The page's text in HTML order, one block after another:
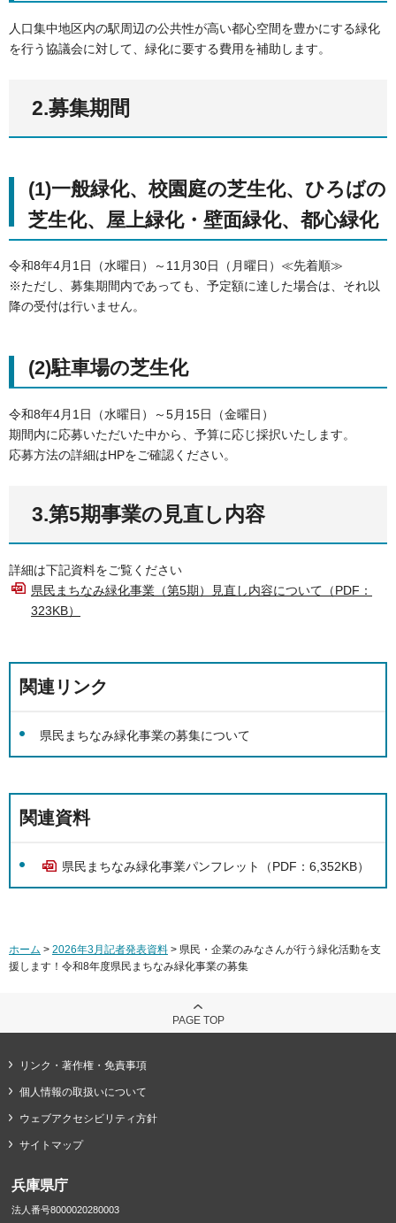
人口集中地区内の駅周辺の公共性が高い都心空間を豊かにする緑化
を行う協議会に対して、緑化に要する費用を補助します。
2.募集期間
(1)一般緑化、校園庭の芝生化、ひろばの
芝生化、屋上緑化・壁面緑化、都心緑化
令和8年4月1日（水曜日）～11月30日（月曜日）≪先着順≫
※ただし、募集期間内であっても、予定額に達した場合は、それ以
降の受付は行いません。
(2)駐車場の芝生化
令和8年4月1日（水曜日）～5月15日（金曜日）
期間内に応募いただいた中から、予算に応じ採択いたします。
応募方法の詳細はHPをご確認ください。
3.第5期事業の見直し内容
詳細は下記資料をご覧ください
県民まちなみ緑化事業（第5期）見直し内容について（PDF：
323KB）
関連リンク
県民まちなみ緑化事業の募集について
関連資料
県民まちなみ緑化事業パンフレット（PDF：6,352KB）
ホーム > 2026年3月記者発表資料 > 県民・企業のみなさんが行う緑化活動を支
援します！令和8年度県民まちなみ緑化事業の募集
PAGE TOP
リンク・著作権・免責事項
個人情報の取扱いについて
ウェブアクセシビリティ方針
サイトマップ
兵庫県庁
法人番号8000020280003